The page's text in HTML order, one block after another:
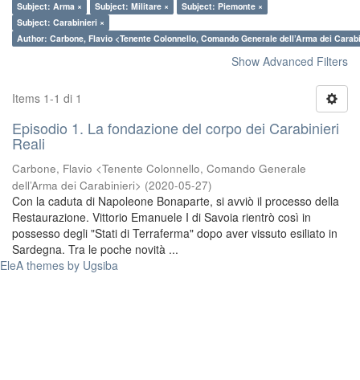
Subject: Arma ×
Subject: Militare ×
Subject: Piemonte ×
Subject: Carabinieri ×
Author: Carbone, Flavio <Tenente Colonnello, Comando Generale dell’Arma dei
Show Advanced Filters
Items 1-1 di 1
Episodio 1. La fondazione del corpo dei Carabinieri
Reali
Carbone, Flavio <Tenente Colonnello, Comando Generale
dell’Arma dei Carabinieri> (2020-05-27)
Con la caduta di Napoleone Bonaparte, si avviò il processo della
Restaurazione. Vittorio Emanuele I di Savoia rientrò così in
possesso degli "Stati di Terraferma" dopo aver vissuto esiliato in
Sardegna. Tra le poche novità ...
EleA themes by Ugsiba